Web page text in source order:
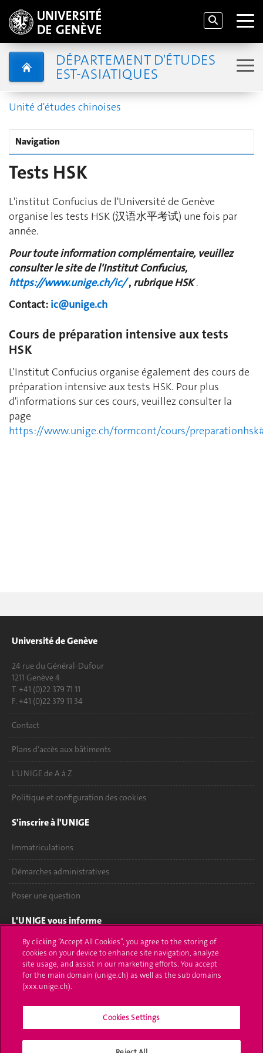
DÉPARTEMENT D'ÉTUDES
EST-ASIATIQUES
Unité d'études chinoises
Navigation
Tests HSK
L'institut Confucius de l'Université de Genève
organise les tests HSK (汉语水平考试) une fois par
année.
Pour toute information complémentaire, veuillez
consulter le site de l'Institut Confucius,
https://www.unige.ch/ic/, rubrique HSK.
Contact: ic@unige.ch
Cours de préparation intensive aux tests
HSK
L’Institut Confucius organise également des cours de
préparation intensive aux tests HSK. Pour plus
d'informations sur ces cours, veuillez consulter la
page
https://www.unige.ch/formcont/cours/
Université de Genève
24 rue du Général-Dufour
1211 Genève 4
T. +41 (0)22 379 71 11
F. +41 (0)22 379 11 34
Contact
Plans d'accès aux bâtiments
L'UNIGE de A à Z
Politique et configuration des cookies
S'inscrire à l'UNIGE
Immatriculations
Démarches administratives
Poser une question
L'UNIGE vous informe
UNIGE Mobile
Médias
Offres d'emploi
Calendrier académique
By clicking “Accept All Cookies”, you agree to the storing of
cookies on your device to enhance site navigation, analyze
site usage, and assist in our marketing efforts. You accept
for the main domain (unige.ch) as well as the sub domains
(xxx.unige.ch).
Cookies Settings